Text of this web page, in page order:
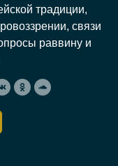
традиции,
связи
раввину и